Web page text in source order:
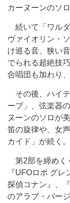
カーヌーンのソ
続いて「ワル
ヴァイオリン・
け巡る音、狭い
でられる超絶技
合唱団も加わり
その後、ハイテ
ーブ」、弦楽器
ヌーンのソロが
笛の旋律や、女
カイド」が続く。
第2部を締めく
『UFOロボ グ
探偵コナン』、
のアラブ・バー